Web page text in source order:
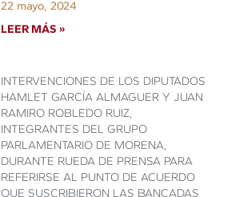
22 mayo, 2024
LEER MÁS »
INTERVENCIONES DE LOS DIPUTADOS
HAMLET GARCÍA ALMAGUER Y JUAN
RAMIRO ROBLEDO RUIZ,
INTEGRANTES DEL GRUPO
PARLAMENTARIO DE MORENA,
DURANTE RUEDA DE PRENSA PARA
REFERIRSE AL PUNTO DE ACUERDO
QUE SUSCRIBIERON LAS BANCADAS